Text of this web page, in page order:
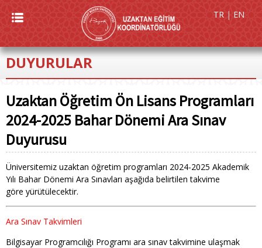
TR | EN
DUYURULAR
Uzaktan Öğretim Ön Lisans Programları
2024-2025 Bahar Dönemi Ara Sınav
Duyurusu
Üniversitemiz uzaktan öğretim programları 2024-2025 Akademik
Yılı Bahar Dönemi Ara Sınavları aşağıda belirtilen takvime
göre yürütülecektir.
Ara Sınav Takvimleri
Bilgisayar Programcılığı Programı ara sınav takvimine ulaşmak